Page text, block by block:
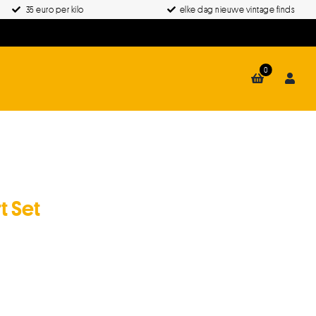
35 euro per kilo elke dag nieuwe vintage finds
0
Set